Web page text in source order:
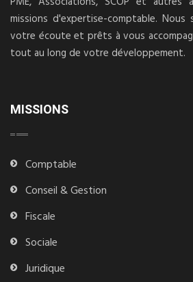
missions d'expertise-comptable. Nous
votre écoute et prêts à vous
tout au long de votre développement.
MISSIONS
Comptable
Conseil & Gestion
Fiscale
Sociale
Juridique